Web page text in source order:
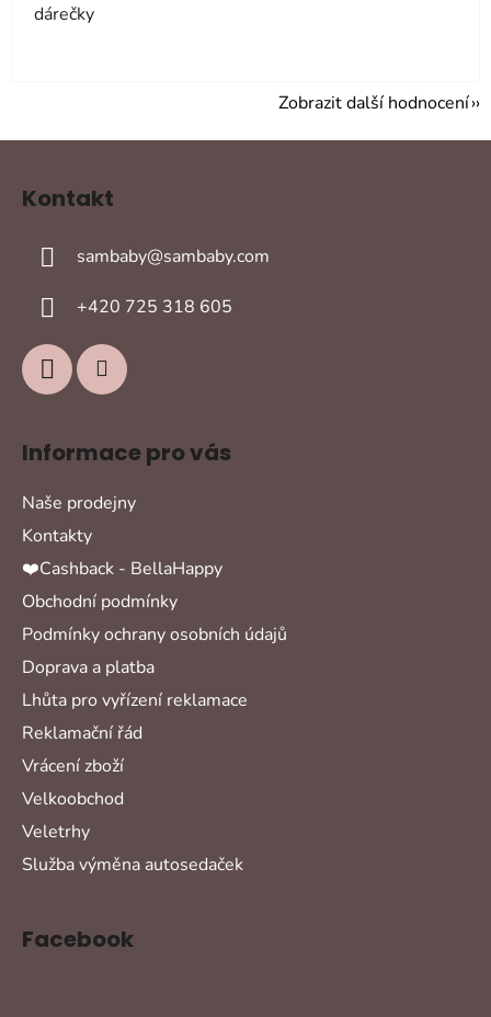
dárečky
Zobrazit další hodnocení
Z
Kontakt
sambaby@sambaby.com
+420 725 318 605
Informace pro vás
Naše prodejny
Kontakty
❤️Cashback - BellaHappy
Obchodní podmínky
Podmínky ochrany osobních údajů
Doprava a platba
Lhůta pro vyřízení reklamace
Reklamační řád
Vrácení zboží
Velkoobchod
Veletrhy
Služba výměna autosedaček
Facebook